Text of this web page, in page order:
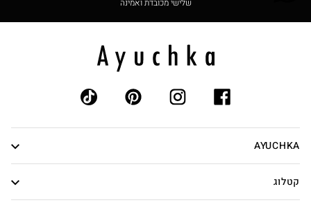
שלישי מכובדת ואמינה
AYUCHKA
אודות
אותנטיות
קטלוג
נשים